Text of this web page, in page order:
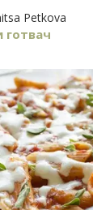
Petkova